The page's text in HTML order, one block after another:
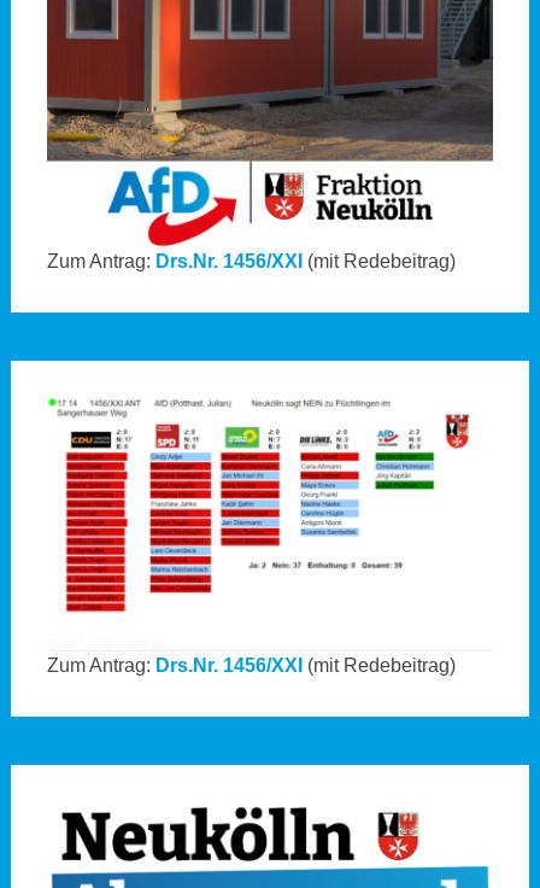
Zum Antrag: Drs.Nr. 1456/XXI (mit Redebeitrag)
Zum Antrag: Drs.Nr. 1456/XXI (mit Redebeitrag)